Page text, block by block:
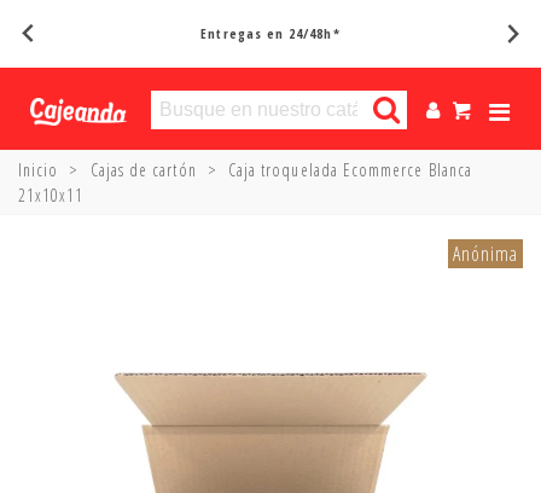
Entregas en 24/48h*
Inicio > Cajas de cartón >
Caja troquelada Ecommerce Blanca
21x10x11
Anónima